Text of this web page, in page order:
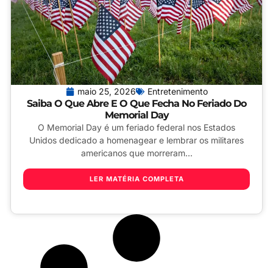
maio 25, 2026 Entretenimento
Saiba O Que Abre E O Que Fecha No Feriado Do
Memorial Day
O Memorial Day é um feriado federal nos Estados
Unidos dedicado a homenagear e lembrar os militares
americanos que morreram...
LER MATÉRIA COMPLETA